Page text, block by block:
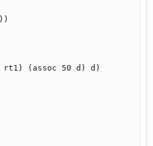
rt1) (assoc 50 d) d)